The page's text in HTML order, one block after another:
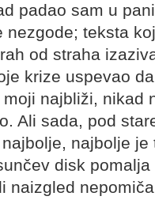
padao sam u
nezgode; teksta
od straha
krize uspevao
najbliži, nikad
Ali sada, pod
najbolje je
disk
naizgled